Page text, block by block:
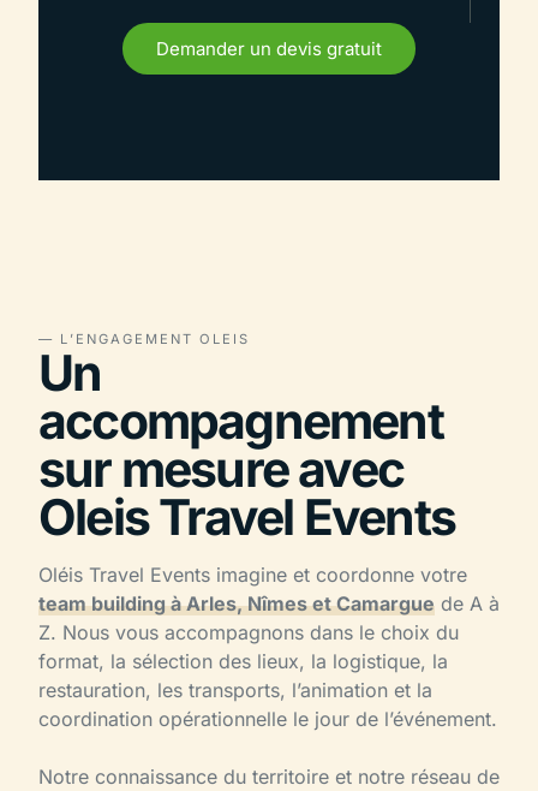
Demander un devis gratuit
— L’ENGAGEMENT OLEIS
Un
accompagnement
sur mesure avec
Oleis Travel Events
Oléis Travel Events imagine et coordonne votre
team building à Arles, Nîmes et Camargue de A à
Z. Nous vous accompagnons dans le choix du
format, la sélection des lieux, la logistique, la
restauration, les transports, l’animation et la
coordination opérationnelle le jour de l’événement.
Notre connaissance du territoire et notre réseau de